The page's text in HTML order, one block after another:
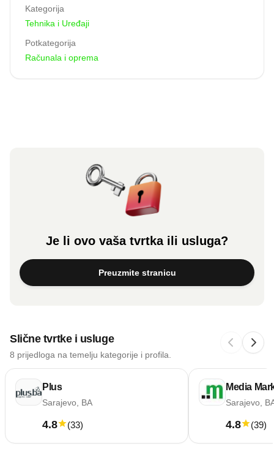
Kategorija
Tehnika i Uređaji
Potkategorija
Računala i oprema
Je li ovo vaša tvrtka ili usluga?
Preuzmite stranicu
Slične tvrtke i usluge
8 prijedloga na temelju kategorije i profila.
Plus
Sarajevo, BA
4.8 (33)
Media
Sarajevo,
4.8 (39)